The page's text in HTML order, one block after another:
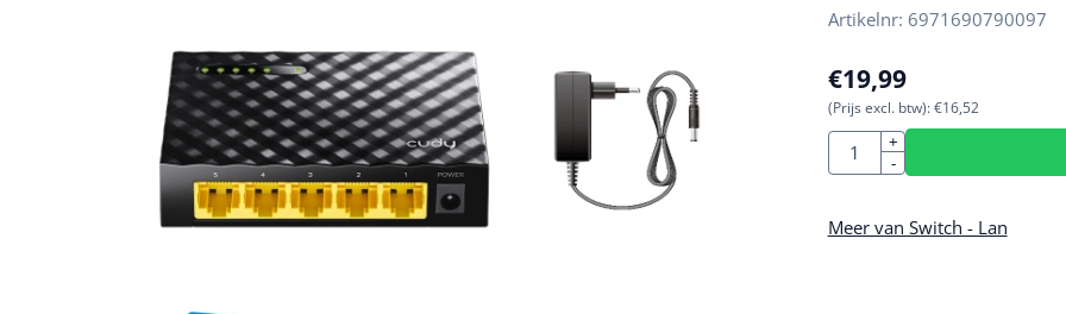
Artikelnr: 6971690790097
€19,99
(Prijs excl. btw): €16,52
Aantal
+
-
Meer van Switch - Lan